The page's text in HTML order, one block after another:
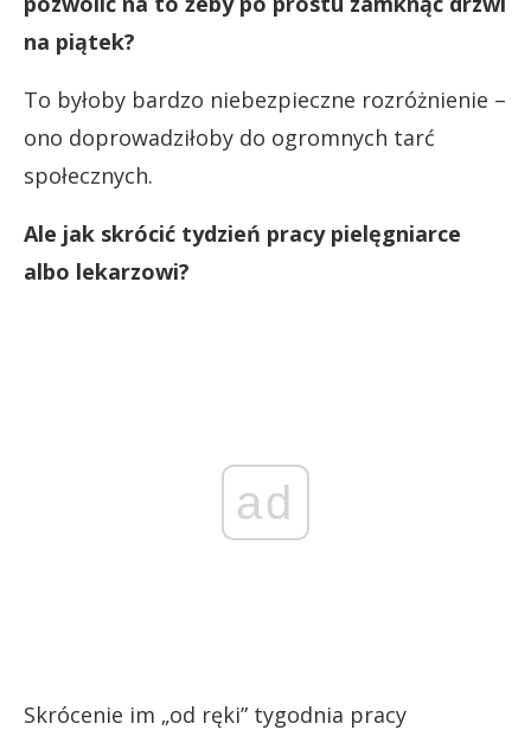
na piątek?
To byłoby bardzo niebezpieczne rozróżnienie –
ono doprowadziłoby do ogromnych tarć
społecznych.
Ale jak skrócić tydzień pracy pielęgniarce
albo lekarzowi?
ad
Skrócenie im „od ręki” tygodnia pracy